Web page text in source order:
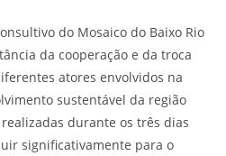
do Mosaico do Baixo Rio
da cooperação e da troca
atores envolvidos na
sustentável da região
durante os três dias
significativamente para o